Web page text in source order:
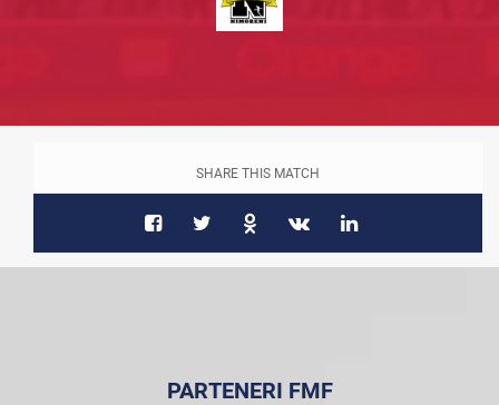
SHARE THIS MATCH
PARTENERI FMF